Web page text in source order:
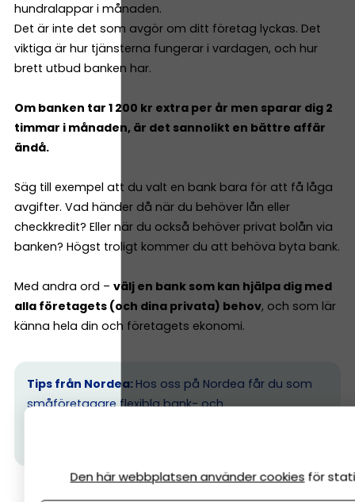
hundralappar i månaden.
Det är inte det som avgör om ditt företag lyckas. Det
viktiga är hur tjänsterna fungerar i vardagen, och hur
brett utbud banken har.
Om banken tar 1 200 kr extra per år men sparar dig 2
timmar i månaden, är det sannolikt en bättre affär
ändå.
Säg till exempel att du valt en bank bara för att få låga
avgifter. Vad händer då när du behöver lån eller
checkkredit? Eller när du också behöver privat bolån via
banken? Högst troligt kommer du att behöva byta bank.
Med andra ord – välj en bank som kan hjälpa dig med
alla företagets (och dina privata) behov, och som lär
känna hela din och företagets ekonomi.
Tips från Nordea: Hos oss på Nordea får du som
småföretagare flexibla bank- och
Den här webbplatsen använder cookies för